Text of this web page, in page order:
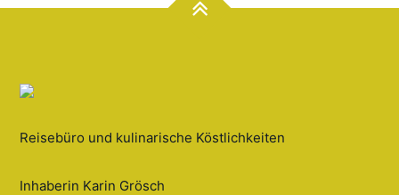
Reisebüro und kulinarische Köstlichkeiten
Inhaberin Karin Grösch